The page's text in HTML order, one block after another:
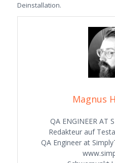
Deinstallation.
Magnus
QA ENGINEER AT
Redakteur auf
QA Engineer at